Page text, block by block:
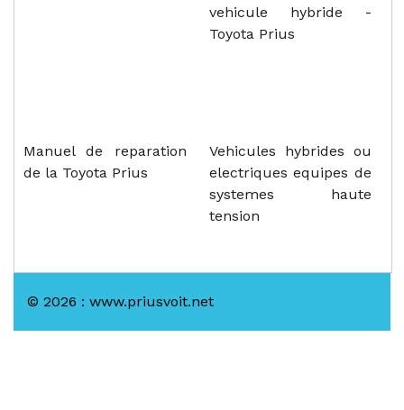
vehicule hybride -
Toyota Prius
Manuel de reparation
de la Toyota Prius
Vehicules hybrides ou
electriques equipes de
systemes haute
tension
© 2026 : www.priusvoit.net